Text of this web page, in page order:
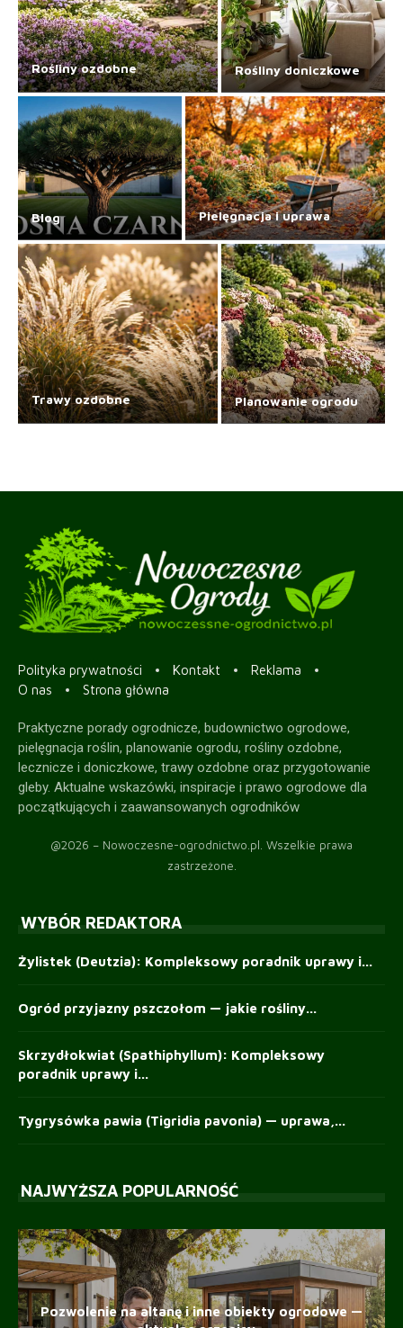
Rośliny ozdobne Rośliny doniczkowe
Blog Pielęgnacja i uprawa
Trawy ozdobne Planowanie ogrodu
Polityka prywatności Kontakt
Reklama
O nas
Strona główna
Praktyczne porady ogrodnicze, budownictwo ogrodowe,
pielęgnacja roślin, planowanie ogrodu, rośliny ozdobne,
lecznicze i doniczkowe, trawy ozdobne oraz przygotowanie
gleby. Aktualne wskazówki, inspiracje i prawo ogrodowe dla
początkujących i zaawansowanych ogrodników
@2026 – Nowoczesne-ogrodnictwo.pl. Wszelkie prawa
zastrzeżone.
WYBÓR REDAKTORA
Żylistek (Deutzia): Kompleksowy poradnik uprawy i...
Ogród przyjazny pszczołom — jakie rośliny...
Skrzydłokwiat (Spathiphyllum): Kompleksowy
poradnik uprawy i...
Tygrysówka pawia (Tigridia pavonia) — uprawa,...
NAJWYŻSZA POPULARNOŚĆ
Pozwolenie na altanę i inne obiekty ogrodowe —